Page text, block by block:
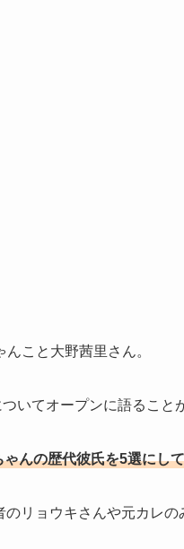
こと大野茜里さん。
いてオープンに語ること
んの歴代彼氏を5選にし
リョウキさんや元カレの